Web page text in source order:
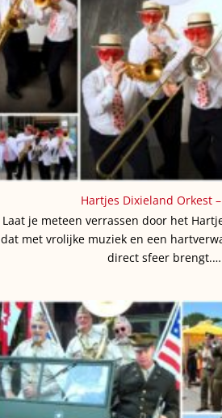
Hartjes Dixieland Orkest
Laat je meteen verrassen door het
dat met vrolijke muziek en een
direct sfeer brengt.…